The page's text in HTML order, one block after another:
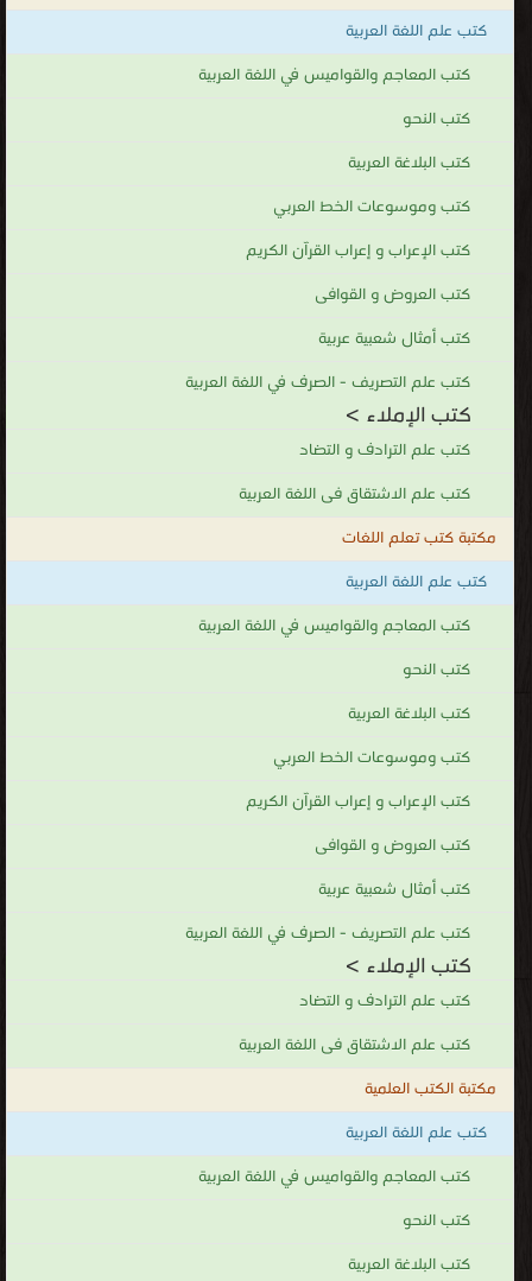
الترقيم
كتب الإملاء
كتب علم اللغة العربية
كتب المعاجم والقواميس في اللغة العربية
كتب النحو
كتب البلاغة العربية
كتب وموسوعات الخط العربي
كتب الإعراب و إعراب القرآن الكريم
كتب العروض و القوافى
كتب أمثال شعبية عربية
كتب علم التصريف - الصرف في اللغة العربية
كتب الإملاء >
كتب علم الترادف و التضاد
كتب علم الاشتقاق فى اللغة العربية
مكتبة كتب تعلم اللغات
كتب علم اللغة العربية
كتب المعاجم والقواميس في اللغة العربية
كتب النحو
كتب البلاغة العربية
كتب وموسوعات الخط العربي
كتب الإعراب و إعراب القرآن الكريم
كتب العروض و القوافى
كتب أمثال شعبية عربية
كتب علم التصريف - الصرف في اللغة العربية
كتب الإملاء >
كتب علم الترادف و التضاد
كتب علم الاشتقاق فى اللغة العربية
مكتبة الكتب العلمية
كتب علم اللغة العربية
كتب المعاجم والقواميس في اللغة العربية
كتب النحو
كتب البلاغة العربية